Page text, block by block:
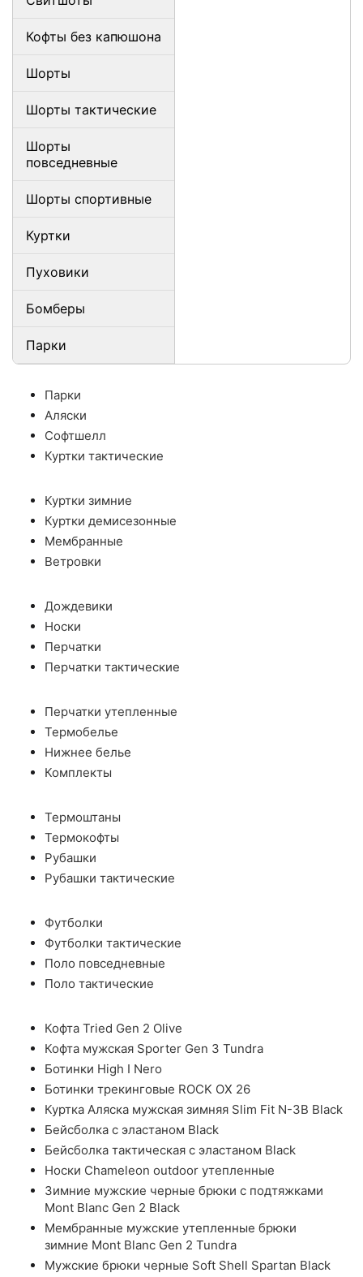
Кофты без капюшона
Шорты
Шорты тактические
Шорты
повседневные
Шорты спортивные
Куртки
Пуховики
Бомберы
Парки
Парки
Аляски
Софтшелл
Куртки тактические
Куртки зимние
Куртки демисезонные
Мембранные
Ветровки
Дождевики
Носки
Перчатки
Перчатки тактические
Перчатки утепленные
Термобелье
Нижнее белье
Комплекты
Термоштаны
Термокофты
Рубашки
Рубашки тактические
Футболки
Футболки тактические
Поло повседневные
Поло тактические
Кофта Tried Gen 2 Olive
Кофта мужская Sporter Gen 3 Tundra
Ботинки High I Nero
Ботинки трекинговые ROCK OX 26
Куртка Аляска мужская зимняя Slim Fit N-3B Black
Бейсболка с эластаном Black
Бейсболка тактическая с эластаном Black
Носки Chameleon outdoor утепленные
Зимние мужские черные брюки с подтяжками
Mont Blanc Gen 2 Black
Мембранные мужские утепленные брюки
зимние Mont Blanc Gen 2 Tundra
Мужские брюки черные Soft Shell Spartan Black